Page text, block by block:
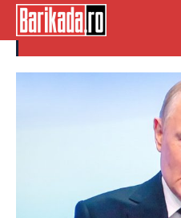
ARMELE APOCALIPSEI